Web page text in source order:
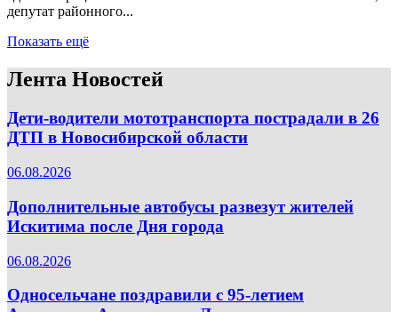
депутат районного...
Показать ещё
Лента Новостей
Дети-водители мототранспорта пострадали в 26
ДТП в Новосибирской области
06.08.2026
Дополнительные автобусы развезут жителей
Искитима после Дня города
06.08.2026
Односельчане поздравили с 95-летием